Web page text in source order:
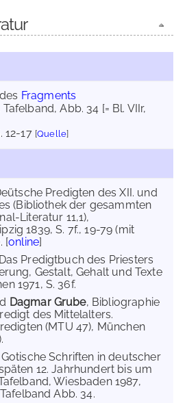
Fragments
Tafelband, Abb. 34 [= Bl. VIIr,
12-17 [Quelle]
Predigten des XII. und
(Bibliothek der gesammten
Literatur 11,1),
1839, S. 7f., 19-79 (mit
[online]
Predigtbuch des Priesters
Gestalt, Gehalt und Texte
1971, S. 36f.
Dagmar Grube, Bibliographie
des Mittelalters.
(MTU 47), München
Gotische Schriften in deutscher
12. Jahrhundert bis um
Wiesbaden 1987,
Abb. 34.